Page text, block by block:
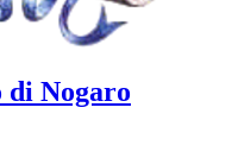
di Nogaro